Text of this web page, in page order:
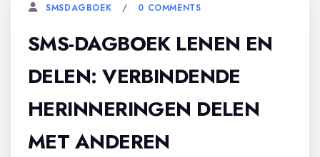
SMSDAGBOEK 0 COMMENTS
SMS-DAGBOEK LENEN EN
DELEN: VERBINDENDE
HERINNERINGEN DELEN
MET ANDEREN